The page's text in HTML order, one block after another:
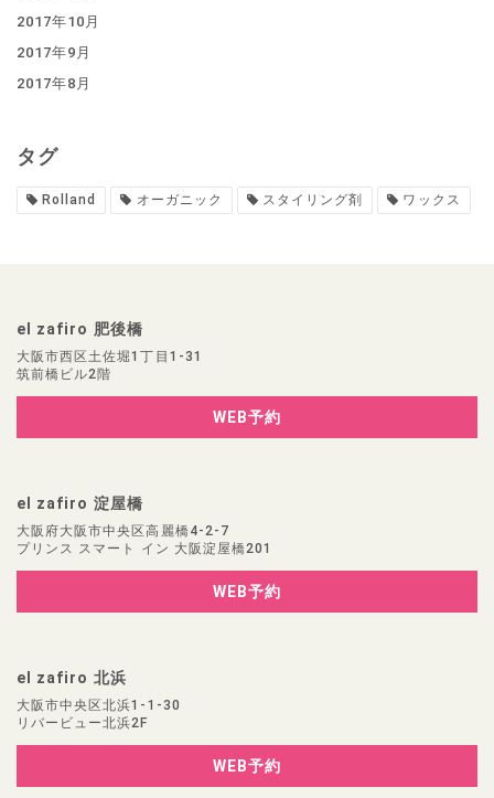
2017年10月
2017年9月
2017年8月
タグ
Rolland オーガニック スタイリング剤 ワックス
el zafiro 肥後橋
大阪市西区土佐堀1丁目1-31
筑前橋ビル2階
WEB予約
el zafiro 淀屋橋
大阪府大阪市中央区高麗橋4-2-7
プリンス スマート イン 大阪淀屋橋201
WEB予約
el zafiro 北浜
大阪市中央区北浜1-1-30
リバービュー北浜2F
WEB予約